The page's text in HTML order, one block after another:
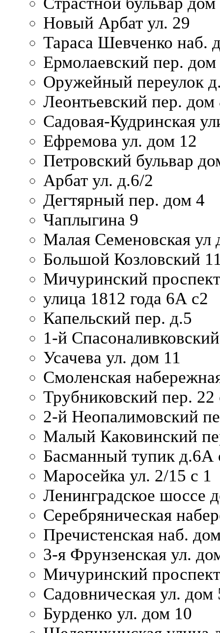
Новый Арбат ул. 29
Тараса Шевченко наб.
Ермолаевский пер. дом
Оружейный переулок
Леонтьевский пер. дом
Садовая-Кудринская
Ефремова ул. дом 12
Петровский бульвар
Арбат ул. д.6/2
Дегтярный пер. дом 4
Чаплыгина 9
Малая Семеновская ул
Большой Козловский
Мичуринский
улица 1812 года 6А с2
Капельский пер. д.5
1-й
Усачева ул. дом 11
Смоленская
Трубниковский пер. 22
2-й Неопалимовский
Малый Каковинский
Басманный тупик д.6А
Маросейка ул. 2/15 с 1
Ленинградское шоссе
Серебряническая
Пречистенская наб.
3-я Фрунзенская ул.
Мичуринский
Садовническая ул. дом
Бурденко ул. дом 10